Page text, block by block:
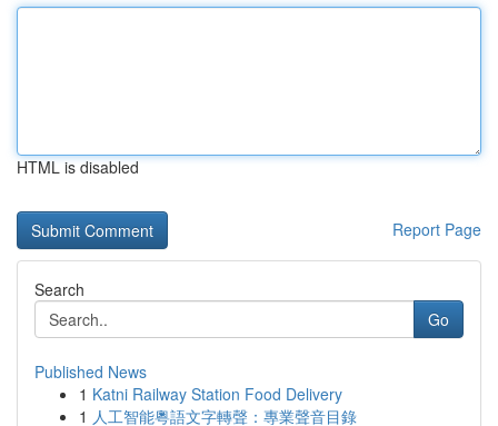
HTML is disabled
Report Page
Search
Go
Published News
1 Katni Railway Station Food Delivery
1 人工智能粵語文字轉聲：專業聲音目錄